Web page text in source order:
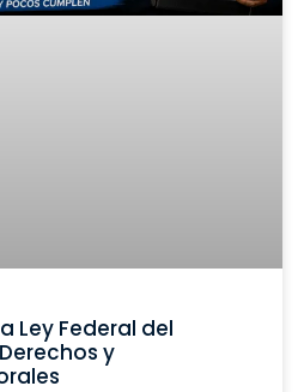
Ley Federal del
y